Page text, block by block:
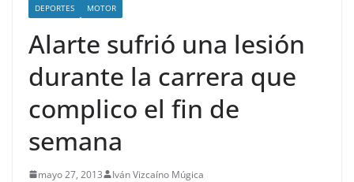
DEPORTES MOTOR
Alarte sufrió una lesión
durante la carrera que
complico el fin de
semana
mayo 27, 2013 Iván Vizcaíno Múgica